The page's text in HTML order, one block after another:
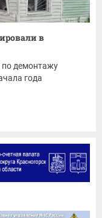
в
по демонтажу
года